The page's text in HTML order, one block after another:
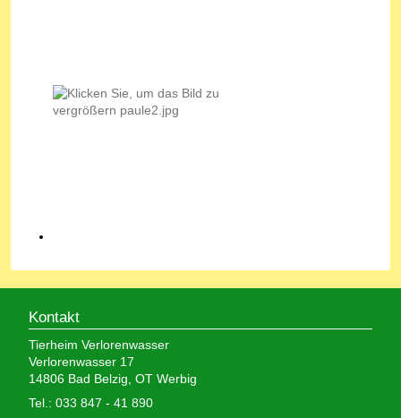
Kontakt
Tierheim Verlorenwasser
Verlorenwasser 17
14806 Bad Belzig, OT Werbig
Tel.: 033 847 - 41 890